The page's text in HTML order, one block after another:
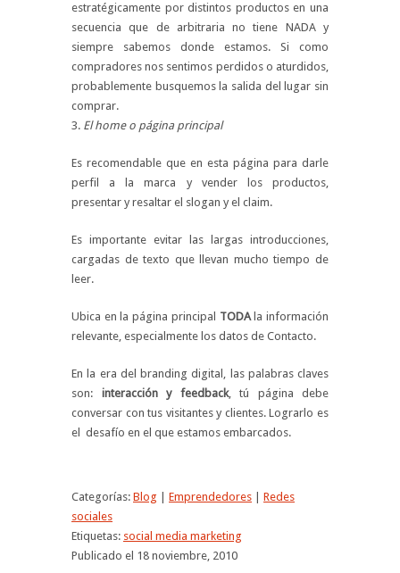
estratégicamente por distintos productos en una
secuencia que de arbitraria no tiene NADA y
siempre sabemos donde estamos. Si como
compradores nos sentimos perdidos o aturdidos,
probablemente busquemos la salida del lugar sin
comprar.
3. El home o página principal
Es recomendable que en esta página para darle
perfil a la marca y vender los productos,
presentar y resaltar el slogan y el claim.
Es importante evitar las largas introducciones,
cargadas de texto que llevan mucho tiempo de
leer.
Ubica en la página principal TODAla información
relevante, especialmente los datos de Contacto.
En la era del branding digital, las palabras claves
son: interacción y feedback, tú página debe
conversar con tus visitantes y clientes. Lograrlo es
el desafío en el que estamos embarcados.
Categorías: Blog Emprendedores
Redes
sociales
Etiquetas: social media marketing
Publicado el 18 noviembre, 2010